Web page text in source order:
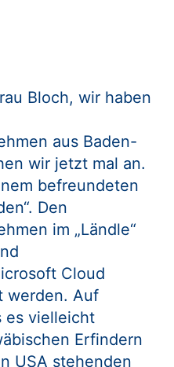
Bloch, wir haben
aus Baden-
wir jetzt mal an.
befreundeten
Den
im „Ländle“
Cloud
werden. Auf
es vielleicht
Erfindern
USA stehenden